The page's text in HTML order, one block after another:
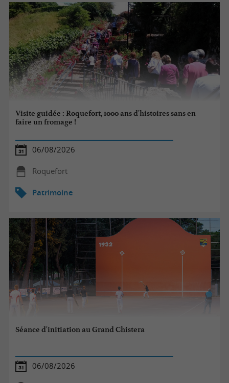
Visite guidée : Roquefort, 1000 ans d'histoires sans en
faire un fromage !
06/08/2026
Roquefort
Patrimoine
Séance d'initiation au Grand Chistera
06/08/2026